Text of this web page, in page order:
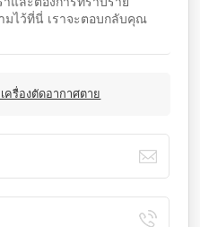
มไว้ที่นี่ เราจะตอบกลับคุณ
ครื่องตัดอากาศตาย